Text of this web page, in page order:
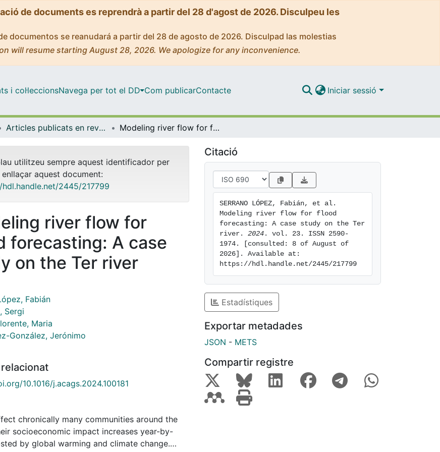
de documents es reprendrà a partir del 28 d'agost de 2026. Disculpeu les
documentos se reanudará a partir del 28 de agosto de 2026. Disculpad las molestias
will resume starting August 28, 2026. We apologize for any inconvenience.
i col·leccionsNavega per tot el DD Com publicarContacte Iniciar sessió
Articles publicats en revistes (Matemàtiques i Informàtica) Modeling river flow for flood forecasting: A case study on the Ter river
utilitzeu sempre aquest identificador per
aquest document:
2445/217799
river flow for
forecasting: A case
on the Ter river
Fabián
Sergi
Maria
González, Jerónimo
10.1016/j.acags.2024.100181
chronically many communities around the
socioeconomic impact increases year-by-
by global warming and climate change.
Citació
SERRANO LÓPEZ, Fabián, et al.
Modeling river flow for flood
forecasting: A case study on the Ter
river. 2024 . vol. 23. ISSN 2590-
1974. [consulted: 8 of August of
2026]. Available at:
https://hdl.handle.net/2445/217799
Estadístiques
Exportar metadades
JSON - METS
Compartir registre